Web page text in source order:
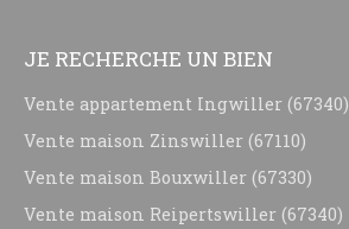
JE RECHERCHE UN BIEN
Vente appartement Ingwiller (67340)
Vente maison Zinswiller (67110)
Vente maison Bouxwiller (67330)
Vente maison Reipertswiller (67340)